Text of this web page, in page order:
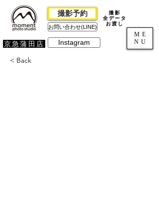
京急蒲田店
撮影予約
お問い合わせ(LINE)
Instagram
撮影
全データ
お渡し
ME
NU
< Back